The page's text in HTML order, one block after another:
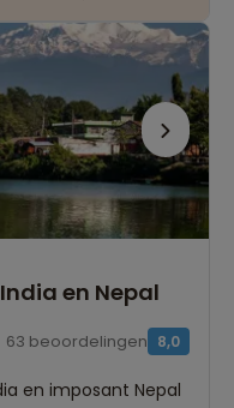
en Nepal
8,0
63 beoordelingen
en imposant Nepal